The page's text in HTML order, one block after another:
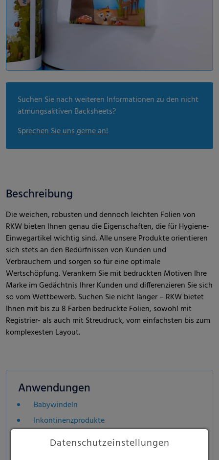
Suchen Sie nach weiteren Informationen zu den nicht
atmungsaktiven Backsheets?
Sprechen Sie uns gerne an!
Beschreibung
Die weichen, robusten und dennoch leichten Folien von
RKW bieten Ihnen genau die Eigenschaften, die für Hygiene-
Einwegartikel wichtig sind. Alle unsere Produkte orientieren
sich stets an den Bedürfnissen von Kunden und
Verbrauchern und sorgen so für eine optimale
Wertschöpfung. Verankern Sie mit bedruckten Motiven Ihre
Marke im Gedächtnis Ihrer Kunden und differenzieren Sie sich
so vom Wettbewerb. Suchen Sie nicht länger – RKW bietet
Ihnen mit bis zu 8 Farben bedruckte Folien, sowohl mit
Registrier- als auch mit Streudruck, vom einfachsten bis zum
komplexesten Layout.
Anwendungen
Babywindeln
Inkontinenzprodukte
Damenbinden
Datenschutzeinstellungen